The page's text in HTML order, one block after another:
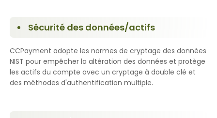
Sécurité des données/actifs
CCPayment adopte les normes de cryptage des données
NIST pour empêcher la altération des données et protège
les actifs du compte avec un cryptage à double clé et
des méthodes d'authentification multiple.